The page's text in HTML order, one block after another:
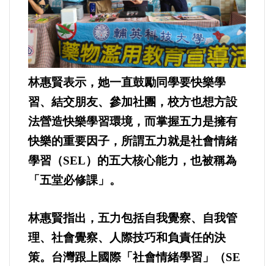
法制/司法/監督
防災/救災
國安/國防/外交
都市發展與都市建設
財務金融/稅制改革
林惠賢表示，她一直鼓勵同學要快樂學
習、結交朋友、參加社團，校方也想方設
法營造快樂學習環境，而掌握五力是擁有
快樂的重要因子，所謂五力就是社會情緒
學習（SEL）的五大核心能力，也被稱為
「五堂必修課」。
林惠賢指出，五力包括自我覺察、自我管
理、社會覺察、人際技巧和負責任的決
策。台灣跟上國際「社會情緒學習」（SE